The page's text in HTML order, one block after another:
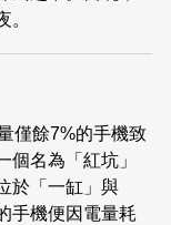
。
僅餘7%的手機致
個名為「紅坑」
於「一缸」與
手機便因電量耗